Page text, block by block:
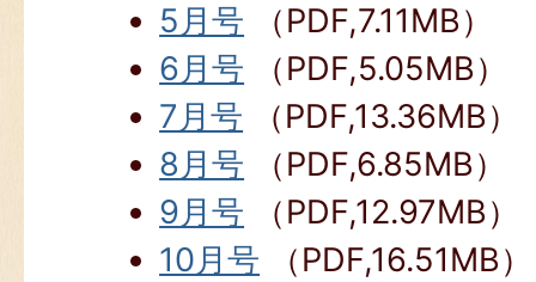
5月号 （PDF,7.11MB）
6月号 （PDF,5.05MB）
7月号 （PDF,13.36MB）
8月号 （PDF,6.85MB）
9月号 （PDF,12.97MB）
10月号 （PDF,16.51MB）